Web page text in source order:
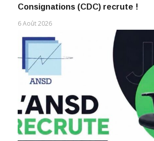
Consignations (CDC) recrute !
6 Août 2026